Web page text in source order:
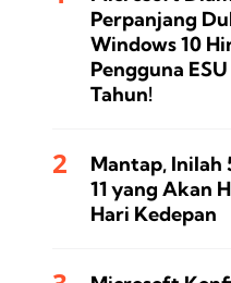
Perpanjang
Windows 10
Pengguna
Tahun!
Mantap, Inilah
11 yang Akan
Hari Kedepan